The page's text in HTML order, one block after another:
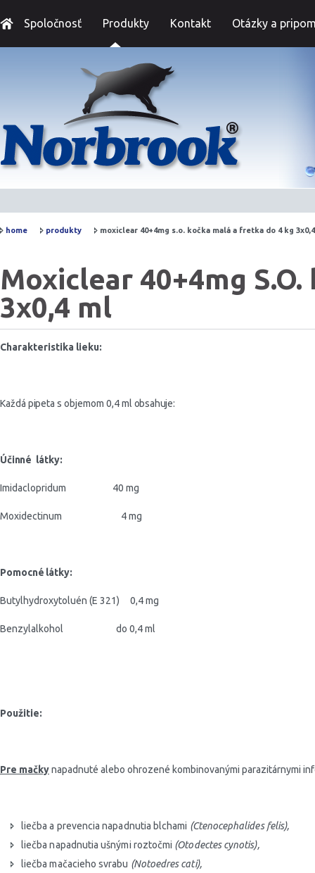
Spoločnosť Produkty Kontakt Otázky a
home produkty moxiclear 40+4mg s.o. kočka malá a fretka do 4 kg
Moxiclear 40+4mg
3x0,4 ml
Charakteristika lieku:
Každá pipeta s objemom 0,4 ml obsahuje:
Účinné látky:
Imidaclopridum 40 mg
Moxidectinum 4 mg
Pomocné látky:
Butylhydroxytoluén (E 321) 0,4 mg
Benzylalkohol do 0,4 ml
Použitie:
Pre mačkynapadnuté alebo ohrozené kombinovanými parazitárnymi
liečba a prevencia napadnutia blchami (Ctenocephalides felis),
liečba napadnutia ušnými roztočmi (Otodectes cynotis),
liečba mačacieho svrabu (Notoedres cati),